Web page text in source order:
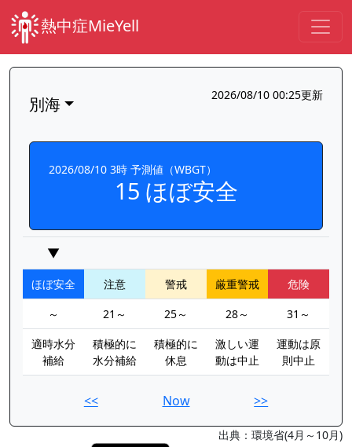
熱中症MieYell
別海 2026/08/10 00:25更新
2026/08/10 3時 予測値（WBGT）
15 ほぼ安全
▼
ほぼ安全 注意 警戒 厳重警戒
危険
～
21～ 25～ 28～
31～
適時水分
補給
積極的に
水分補給
積極的に
休息
激しい運
動は中止
運動は原
則中止
<< Now >>
出典：環境省(4月～10月)